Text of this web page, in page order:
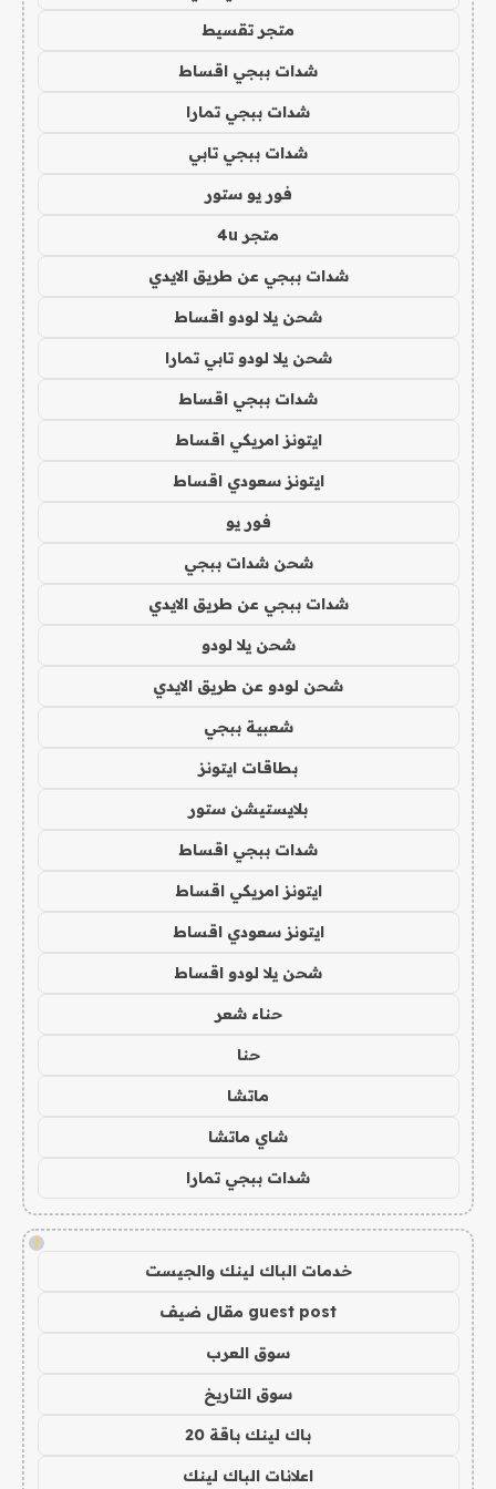
متجر تقسيط
شدات ببجي اقساط
شدات ببجي تمارا
شدات ببجي تابي
فور يو ستور
متجر 4u
شدات ببجي عن طريق الايدي
شحن يلا لودو اقساط
شحن يلا لودو تابي تمارا
شدات ببجي اقساط
ايتونز امريكي اقساط
ايتونز سعودي اقساط
فور يو
شحن شدات ببجي
شدات ببجي عن طريق الايدي
شحن يلا لودو
شحن لودو عن طريق الايدي
شعبية ببجي
بطاقات ايتونز
بلايستيشن ستور
شدات ببجي اقساط
ايتونز امريكي اقساط
ايتونز سعودي اقساط
شحن يلا لودو اقساط
حناء شعر
حنا
ماتشا
شاي ماتشا
شدات ببجي تمارا
!
خدمات الباك لينك والجيست
guest post مقال ضيف
سوق العرب
سوق التاريخ
باك لينك باقة 20
اعلانات الباك لينك